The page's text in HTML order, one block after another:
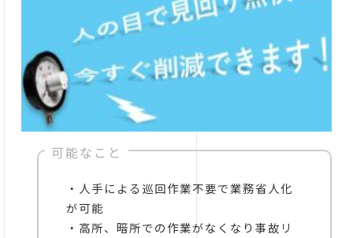
可能なこと
・人手による巡回作業不要で業務省人化
が可能
・高所、暗所での作業がなくなり事故リ